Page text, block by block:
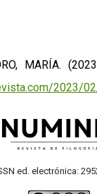
MARÍA.
2023/
ed. electrónica: